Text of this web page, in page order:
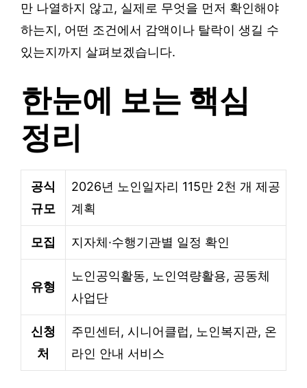
만 나열하지 않고, 실제로 무엇을 먼저 확인해야
하는지, 어떤 조건에서 감액이나 탈락이 생길 수
있는지까지 살펴보겠습니다.
한눈에 보는 핵심
정리
공식
규모
2026년 노인일자리 115만 2천 개 제공
계획
모집 지자체·수행기관별 일정 확인
유형
노인공익활동, 노인역량활용, 공동체
사업단
신청
처
주민센터, 시니어클럽, 노인복지관, 온
라인 안내 서비스